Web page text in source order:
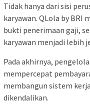
Tidak hanya dari sisi
karyawan. QLola by BRI
bukti penerimaan gaji,
karyawan menjadi lebih
Pada akhirnya,
mempercepat
membangun sistem
dikendalikan.